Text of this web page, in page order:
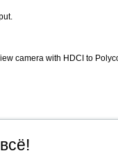
camera with HDCI to